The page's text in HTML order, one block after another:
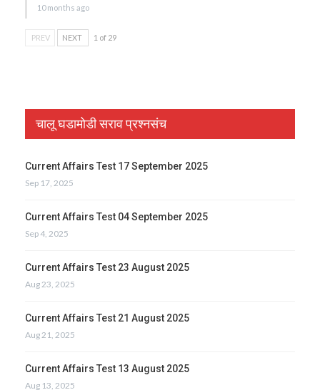
10 months ago
PREV NEXT 1 of 29
चालू घडामोडी सराव प्रश्नसंच
Current Affairs Test 17 September 2025
Sep 17, 2025
Current Affairs Test 04 September 2025
Sep 4, 2025
Current Affairs Test 23 August 2025
Aug 23, 2025
Current Affairs Test 21 August 2025
Aug 21, 2025
Current Affairs Test 13 August 2025
Aug 13, 2025